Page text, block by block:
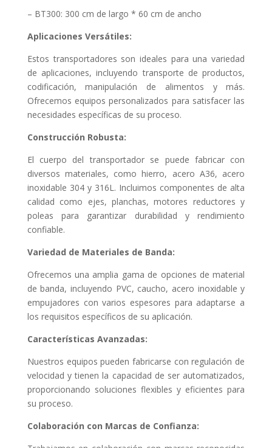
– BT300: 300 cm de largo * 60 cm de ancho
Aplicaciones Versátiles:
Estos transportadores son ideales para una variedad
de aplicaciones, incluyendo transporte de productos,
codificación, manipulación de alimentos y más.
Ofrecemos equipos personalizados para satisfacer las
necesidades específicas de su proceso.
Construcción Robusta:
El cuerpo del transportador se puede fabricar con
diversos materiales, como hierro, acero A36, acero
inoxidable 304 y 316L. Incluimos componentes de alta
calidad como ejes, planchas, motores reductores y
poleas para garantizar durabilidad y rendimiento
confiable.
Variedad de Materiales de Banda:
Ofrecemos una amplia gama de opciones de material
de banda, incluyendo PVC, caucho, acero inoxidable y
empujadores con varios espesores para adaptarse a
los requisitos específicos de su aplicación.
Características Avanzadas:
Nuestros equipos pueden fabricarse con regulación de
velocidad y tienen la capacidad de ser automatizados,
proporcionando soluciones flexibles y eficientes para
su proceso.
Colaboración con Marcas de Confianza: